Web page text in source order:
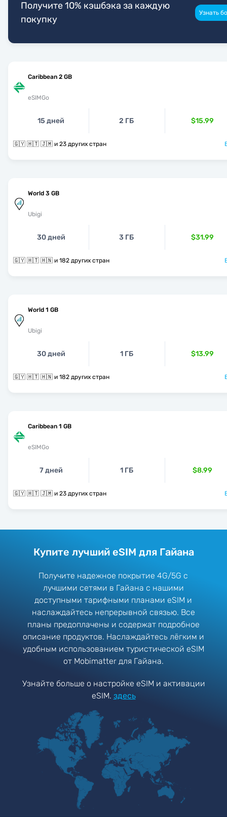
Получите 10% кэшбэка за каждую
покупку
Узнать
Caribbean 2 GB
eSIMGo
15 дней 2 ГБ $15.99
🇬🇾 🇭🇹 🇯🇲 и 23 других стран
World 3 GB
Ubigi
30 дней 3 ГБ $31.99
🇬🇾 🇭🇹 🇭🇳 и 182 других стран
World 1 GB
Ubigi
30 дней 1 ГБ $13.99
🇬🇾 🇭🇹 🇭🇳 и 182 других стран
Caribbean 1 GB
eSIMGo
7 дней 1 ГБ $8.99
🇬🇾 🇭🇹 🇯🇲 и 23 других стран
Купите лучший eSIM для Гайана
Получите надежное покрытие 4G/5G с
лучшими сетями в Гайана с нашими
доступными тарифными планами eSIM и
наслаждайтесь непрерывной связью. Все
планы предоплачены и содержат подробное
описание продуктов. Наслаждайтесь лёгким и
удобным использованием туристической eSIM
от Mobimatter для Гайана.
Узнайте больше о настройке eSIM и активации
eSIM. здесь